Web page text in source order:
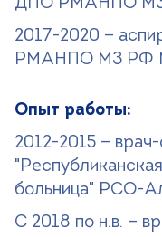
ДПО РМАНПО МЗ
2017-2020 —
РМАНПО МЗ РФ
Опыт работы:
2012-2015 —
больница" РСО-
С 2018 по н.в. —